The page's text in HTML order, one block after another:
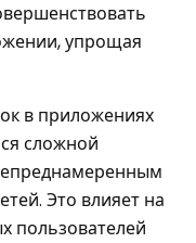
упрощая
в приложениях
сложной
Это влияет на
пользователей